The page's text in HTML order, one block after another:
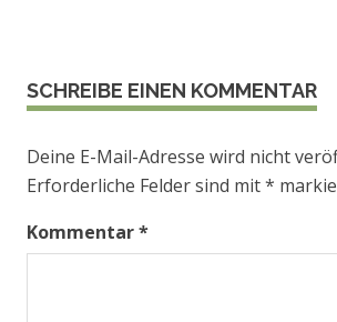
SCHREIBE EINEN KOMMENTAR
Deine E-Mail-Adresse wird nicht
Erforderliche Felder sind mit*
Kommentar*